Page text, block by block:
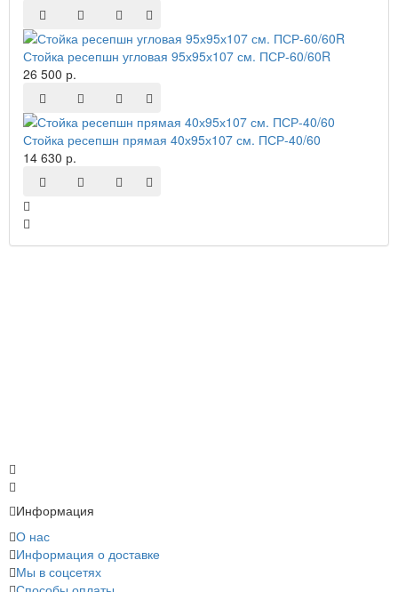
Стойка ресепшн угловая 95х95х107 см. ПСР-60/60R
26 500 р.
Стойка ресепшн прямая 40х95х107 см. ПСР-40/60
14 630 р.
Информация
О нас
Информация о доставке
Мы в соцсетях